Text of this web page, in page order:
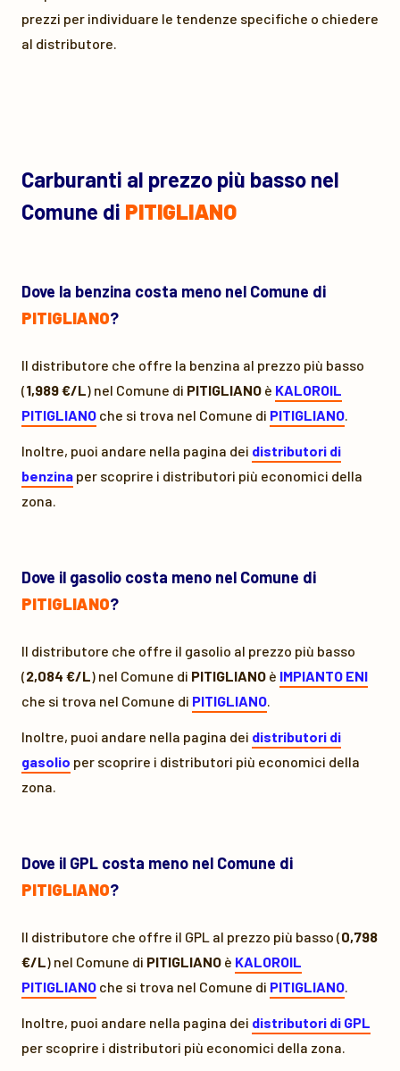
prezzi per individuare le tendenze specifiche o chiedere
al distributore.
Carburanti al prezzo più basso nel
Comune di PITIGLIANO
Dove la benzina costa meno nel Comune di
PITIGLIANO?
Il distributore che offre la benzina al prezzo più basso
(1,989 €/L) nel Comune di PITIGLIANO è KALOROIL
PITIGLIANO che si trova nel Comune di PITIGLIANO.
Inoltre, puoi andare nella pagina dei distributori di
benzina per scoprire i distributori più economici della
zona.
Dove il gasolio costa meno nel Comune di
PITIGLIANO?
Il distributore che offre il gasolio al prezzo più basso
(2,084 €/L) nel Comune di PITIGLIANO è IMPIANTO ENI
che si trova nel Comune di PITIGLIANO.
Inoltre, puoi andare nella pagina dei distributori di
gasolio per scoprire i distributori più economici della
zona.
Dove il GPL costa meno nel Comune di
PITIGLIANO?
Il distributore che offre il GPL al prezzo più basso (0,798
€/L) nel Comune di PITIGLIANO è KALOROIL
PITIGLIANO che si trova nel Comune di PITIGLIANO.
Inoltre, puoi andare nella pagina dei distributori di GPL
per scoprire i distributori più economici della zona.